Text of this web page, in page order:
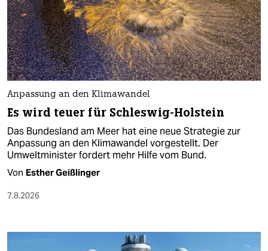
Anpassung an den Klimawandel
Es wird teuer für Schleswig-Holstein
Das Bundesland am Meer hat eine neue Strategie zur
Anpassung an den Klimawandel vorgestellt. Der
Umweltminister fordert mehr Hilfe vom Bund.
Von Esther Geißlinger
7.8.2026